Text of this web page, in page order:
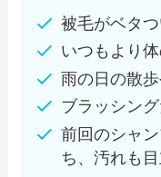
被毛がベタ
いつもより
雨の日の散
ブラッシン
前回のシャ
ち、汚れも